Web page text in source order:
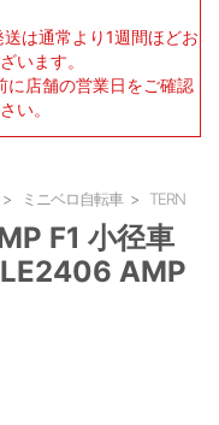
は通常より1週間ほどお
います。
に店舗の営業日をご確認
い。
ミニベロ自転車 TERN
F1 小径車
AMP